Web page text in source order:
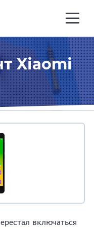
Xiaomi
включаться